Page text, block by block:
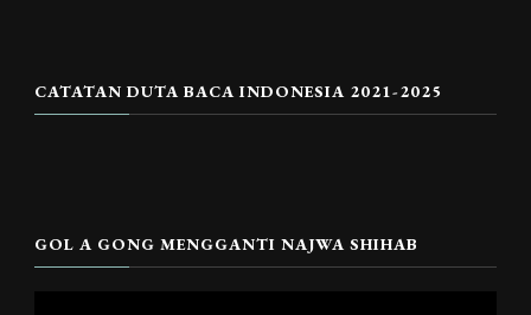
CATATAN DUTA BACA INDONESIA 2021-2025
GOL A GONG MENGGANTI NAJWA SHIHAB